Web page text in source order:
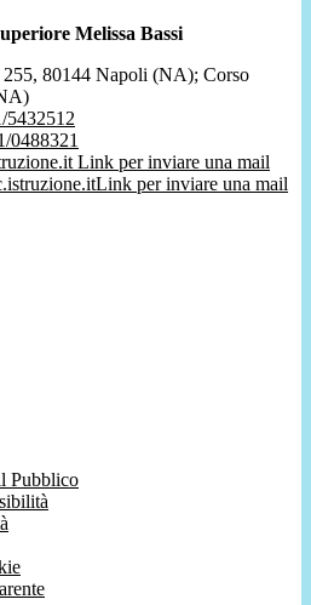
Melissa Bassi
255, 80144 Napoli (NA); Corso
5432512
0488321
Link per inviare una mail
Link per inviare una mail
Pubblico